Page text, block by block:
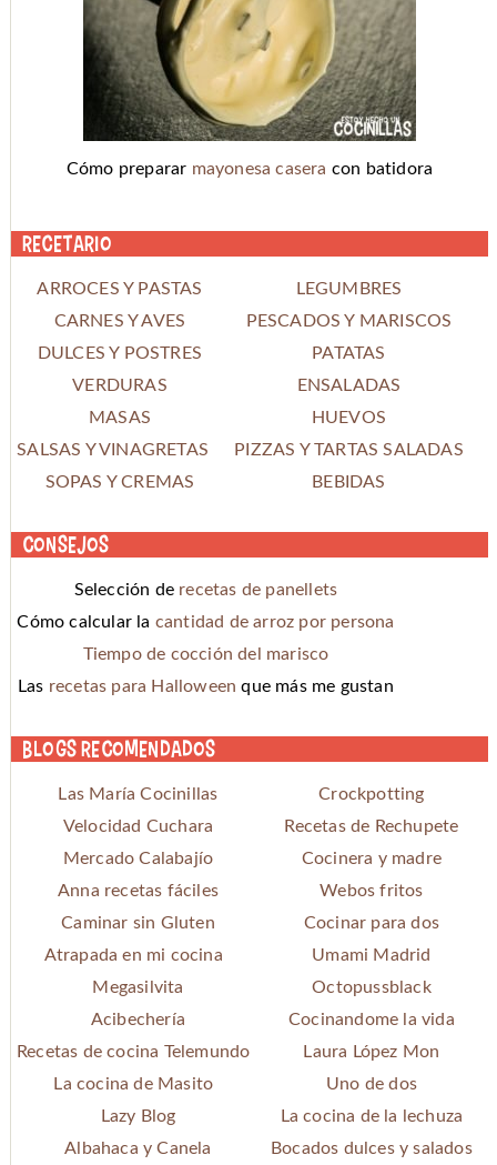
Cómo preparar mayonesa casera con batidora
Recetario
ARROCES Y PASTAS
LEGUMBRES
CARNES Y AVES
PESCADOS Y MARISCOS
DULCES Y POSTRES
PATATAS
VERDURAS
ENSALADAS
MASAS
HUEVOS
SALSAS Y VINAGRETAS
PIZZAS Y TARTAS SALADAS
SOPAS Y CREMAS
BEBIDAS
Consejos
Selección de recetas de panellets
Cómo calcular la cantidad de arroz por persona
Tiempo de cocción del marisco
Las recetas para Halloween que más me gustan
Blogs recomendados
Las María Cocinillas
Crockpotting
Velocidad Cuchara
Recetas de Rechupete
Mercado Calabajío
Cocinera y madre
Anna recetas fáciles
Webos fritos
Caminar sin Gluten
Cocinar para dos
Atrapada en mi cocina
Umami Madrid
Megasilvita
Octopussblack
Acibechería
Cocinandome la vida
Recetas de cocina Telemundo
Laura López Mon
La cocina de Masito
Uno de dos
Lazy Blog
La cocina de la lechuza
Albahaca y Canela
Bocados dulces y salados